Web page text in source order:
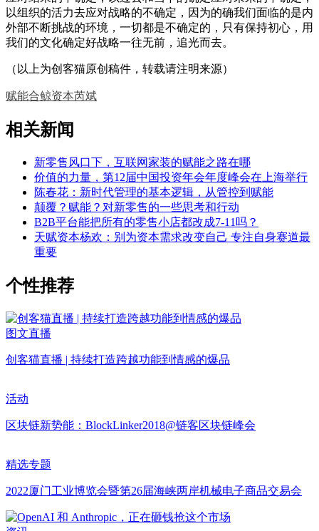
以组织的活力去应对战略的不确定，因为的确我们面临的是内
外部不断挑战的环境，一切都是不确定的，只有保持初心，用
我们的文化确定好战略一往无前，追光而去。
（以上为创客猫原创稿件，转载请注明来源）
赋能合鲸资本芮斌
相关新闻
新零售风口下，互联网家装的赋能之路在哪
价值的力量，第12届中国投资年会年度峰会在上海举行
陈春花：新时代管理的基本逻辑，从管控到赋能
颠覆？赋能？对新零售的一些思考和行动
B2B平台能把所有的零售小店都改成7-11吗？
天赋资本杨欢：别为资本需求改变自己 专注自身赛道最
重要
个性推荐
图文直播
创客猫直播 | 持续打造跨越功能到情感的爆品
活动
区块链新势能：BlockLinker2018@链客区块链峰会
精选专题
2022厦门工业博览会暨第26届海峡两岸机械电子商品交易会